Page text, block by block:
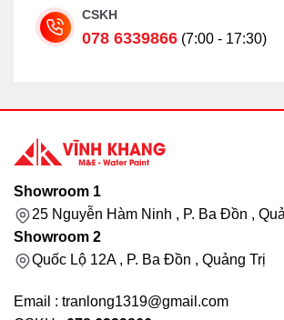
CSKH
078 6339866 (7:00 - 17:30)
Showroom 1
25 Nguyễn Hàm Ninh , P. Ba Đồn ,
Showroom 2
Quốc Lộ 12A , P. Ba Đồn , Quảng Trị
Email : tranlong1319@gmail.com